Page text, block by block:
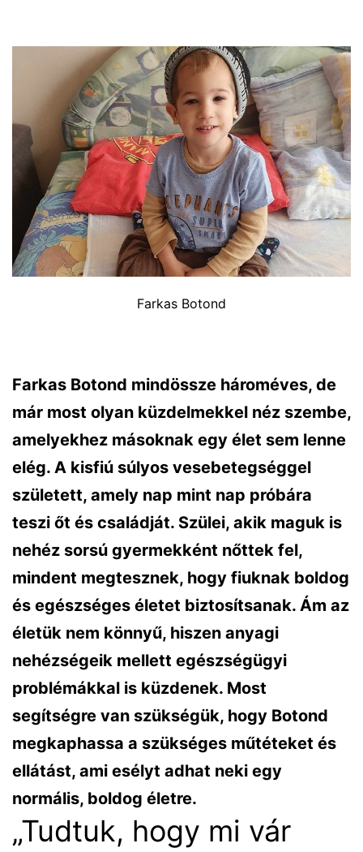
Farkas Botond
Farkas Botond mindössze hároméves, de
már most olyan küzdelmekkel néz szembe,
amelyekhez másoknak egy élet sem lenne
elég. A kisfiú súlyos vesebetegséggel
született, amely nap mint nap próbára
teszi őt és családját. Szülei, akik maguk is
nehéz sorsú gyermekként nőttek fel,
mindent megtesznek, hogy fiuknak boldog
és egészséges életet biztosítsanak. Ám az
életük nem könnyű, hiszen anyagi
nehézségeik mellett egészségügyi
problémákkal is küzdenek. Most
segítségre van szükségük, hogy Botond
megkaphassa a szükséges műtéteket és
ellátást, ami esélyt adhat neki egy
normális, boldog életre.
„Tudtuk, hogy mi vár